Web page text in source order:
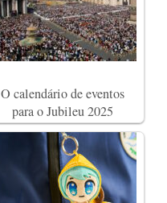
O calendário de eventos
para o Jubileu 2025